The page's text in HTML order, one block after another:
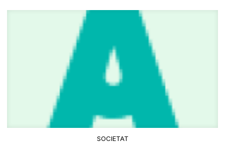
SOCIETAT